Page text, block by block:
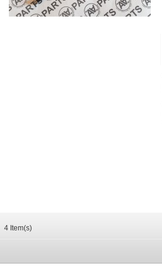
4 Item(s)